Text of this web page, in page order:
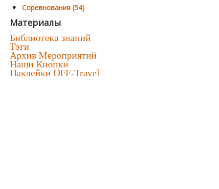
Соревнования (54)
Материалы
Библиотека знаний
Тэги
Архив Мероприятий
Наши Кнопки
Наклейки OFF-Travel